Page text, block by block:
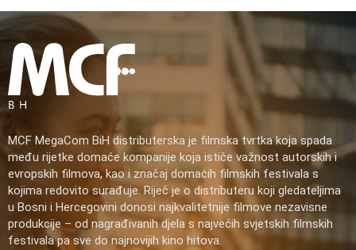
MCF MegaCom BiH distributerska je filmska tvrtka koja spada
među rijetke domaće kompanije koja ističe važnost autorskih i
evropskih filmova, kao i značaj domaćih filmskih festivala s
kojima redovito surađuje. Riječ je o distributeru koji gledateljima
u Bosni i Hercegovini donosi najkvalitetnije filmove nezavisne
produkcije – od nagrađivanih djela s najvećih svjetskih filmskih
festivala pa sve do najnovijih kino hitova.